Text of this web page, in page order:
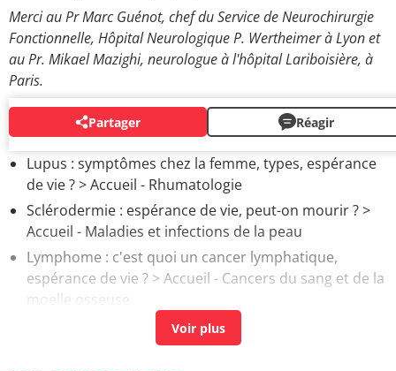
Merci au Pr Marc Guénot, chef du Service de Neurochirurgie
Fonctionnelle, Hôpital Neurologique P. Wertheimer à Lyon et
au Pr. Mikael Mazighi, neurologue à l'hôpital Lariboisière, à
Paris.
Partager Réagir
AUTOUR DU MÊME SUJET
Lupus : symptômes chez la femme, types, espérance
de vie ?> Accueil - Rhumatologie
Sclérodermie : espérance de vie, peut-on mourir ?>
Accueil - Maladies et infections de la peau
Lymphome : c'est quoi un cancer lymphatique,
espérance de vie ? > Accueil - Cancers du sang et de la
moelle osseuse
Neurofibromatose : espérance de vie, type 1, 2,
> Accueil - Maladies génétiques